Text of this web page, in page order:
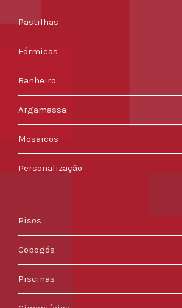
Pastilhas
Fórmicas
Banheiro
Argamassa
Mosaicos
Personalização
Pisos
Cobogós
Piscinas